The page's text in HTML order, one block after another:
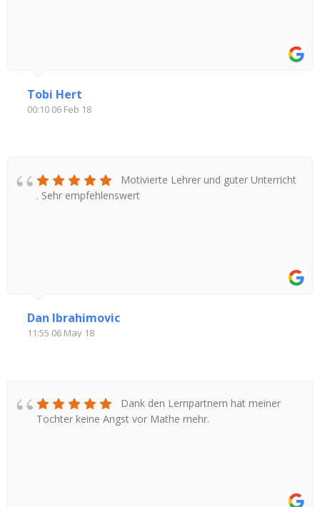
Tobi Hert
00:10 06 Feb 18
Motivierte Lehrer und guter Unterricht
. Sehr empfehlenswert
Dan Ibrahimovic
11:55 06 May 18
Dank den Lernpartnern hat meiner
Tochter keine Angst vor Mathe mehr.